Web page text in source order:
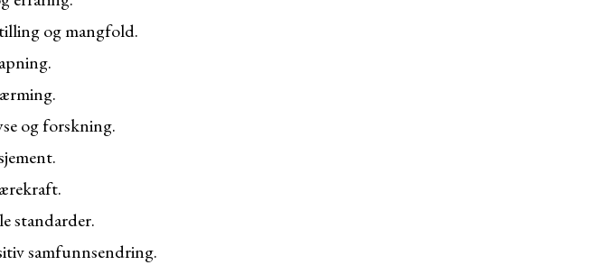
og mangfold.
og forskning.
standarder.
samfunnsendring.